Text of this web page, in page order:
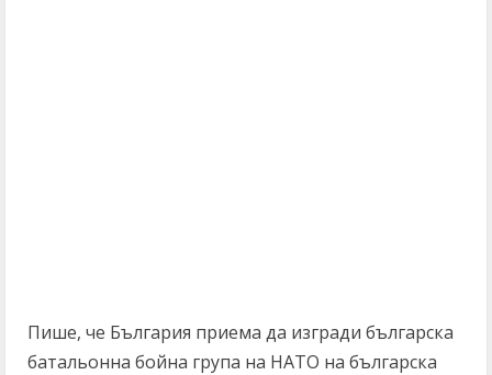
Пише, че България приема да изгради българска
батальонна бойна група на НАТО на българска